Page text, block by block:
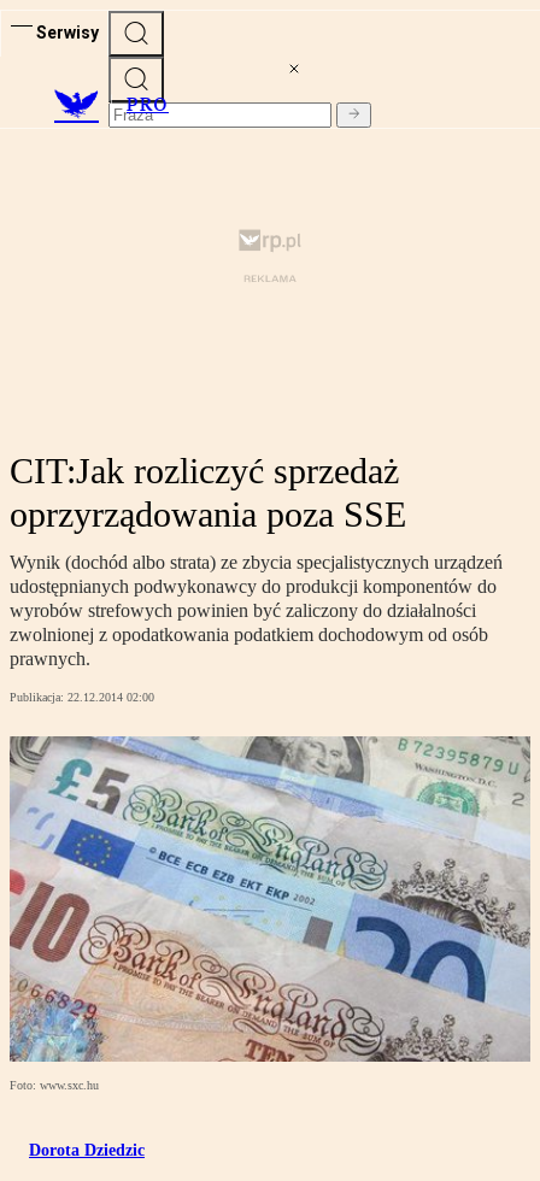
Serwisy
PRO
CIT:Jak rozliczyć sprzedaż
oprzyrządowania poza SSE
Wynik (dochód albo strata) ze zbycia specjalistycznych urządzeń
udostępnianych podwykonawcy do produkcji komponentów do
wyrobów strefowych powinien być zaliczony do działalności
zwolnionej z opodatkowania podatkiem dochodowym od osób
prawnych.
Publikacja: 22.12.2014 02:00
Foto: www.sxc.hu
Dorota Dziedzic